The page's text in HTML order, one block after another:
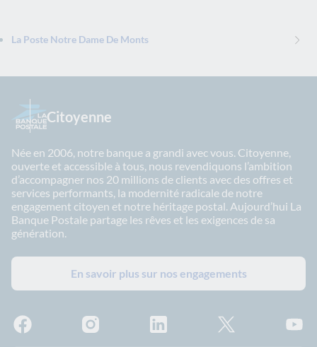
La Poste Notre Dame De Monts
Citoyenne
Née en 2006, notre banque a grandi avec vous. Citoyenne,
ouverte et accessible à tous, nous revendiquons l’ambition
d’accompagner nos 20 millions de clients avec des offres et
services performants, la modernité radicale de notre
engagement citoyen et notre héritage postal. Aujourd’hui La
Banque Postale partage les rêves et les exigences de sa
génération.
En savoir plus sur nos engagements